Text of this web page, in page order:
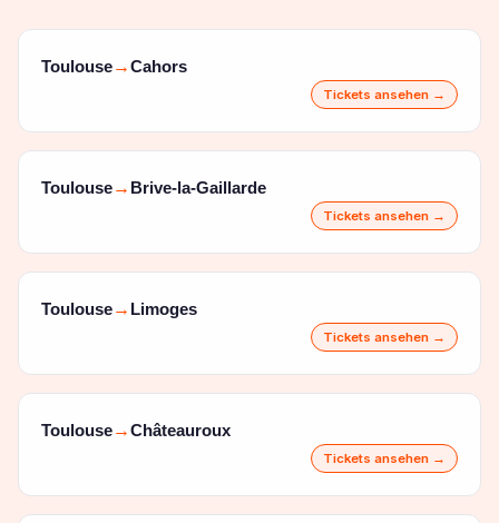
Toulouse→Cahors
Tickets ansehen →
Toulouse→ Brive-la-Gaillarde
Tickets ansehen →
Toulouse→ Limoges
Tickets ansehen →
Toulouse→Châteauroux
Tickets ansehen →